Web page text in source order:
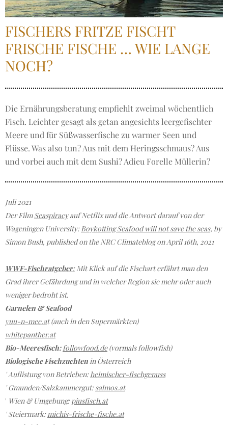
FISCHERS FRITZE FISCHT
FRISCHE FISCHE … WIE LANGE
NOCH?
Die Ernährungsberatung empfiehlt zweimal wöchentlich
Fisch. Leichter gesagt als getan angesichts leergefischter
Meere und für Süßwasserfische zu warmer Seen und
Flüsse. Was also tun? Aus mit dem Heringsschmaus? Aus
und vorbei auch mit dem Sushi? Adieu Forelle Müllerin?
Juli 2021
Der FilmSeaspiracyauf Netflix und die Antwort darauf von der
Wageningen University: Boykotting Seafood will not save the seas, by
Simon Bush, published on the NRC Climateblog on April 16th, 2021
WWF-Fischratgeber:Mit Klick auf die Fischart erfährt man den
Grad ihrer Gefährdung und in welcher Region sie mehr oder auch
weniger bedroht ist.
Garnelen & Seafood
yuu-n-mee.at (auch in den Supermärkten)
whitepanther.at
Bio-Meeresfisch:followfood.de(vormals followfish)
Biologische Fischzuchtenin Österreich
' Auflistung von Betrieben:heimischer-fischgenuss
' Gmunden/Salzkammergut: salmos.at
' Wien & Umgebung: piusfisch.at
' Steiermark:michis-frische-fische.at